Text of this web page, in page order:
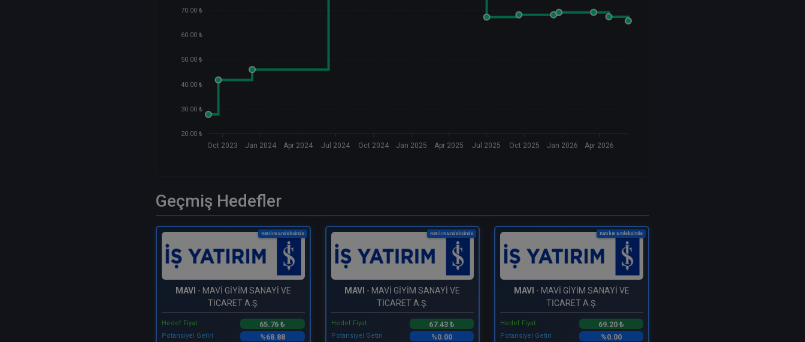
70.00 ₺
60.00 ₺
50.00 ₺
40.00 ₺
30.00 ₺
20.00 ₺
Oct 2023 Jan 2024 Apr 2024 Jul 2024 Oct 2024 Jan 2025 Apr 2025 Jul 2025 Oct 2025 Jan 2026 Apr 2026
Geçmiş Hedefler
Katılım Endeksinde
MAVI - MAVİ GİYİM SANAYİ VE
TİCARET A.Ş.
Hedef Fiyat 65.76 ₺
Potansiyel Getiri %68.88
Katılım Endeksinde
MAVI - MAVİ GİYİM SANAYİ VE
TİCARET A.Ş.
Hedef Fiyat 67.43 ₺
Potansiyel Getiri %0.00
Katılım Endeksinde
MAVI - MAVİ GİYİM SANAYİ VE
TİCARET A.Ş.
Hedef Fiyat 69.20 ₺
Potansiyel Getiri %0.00